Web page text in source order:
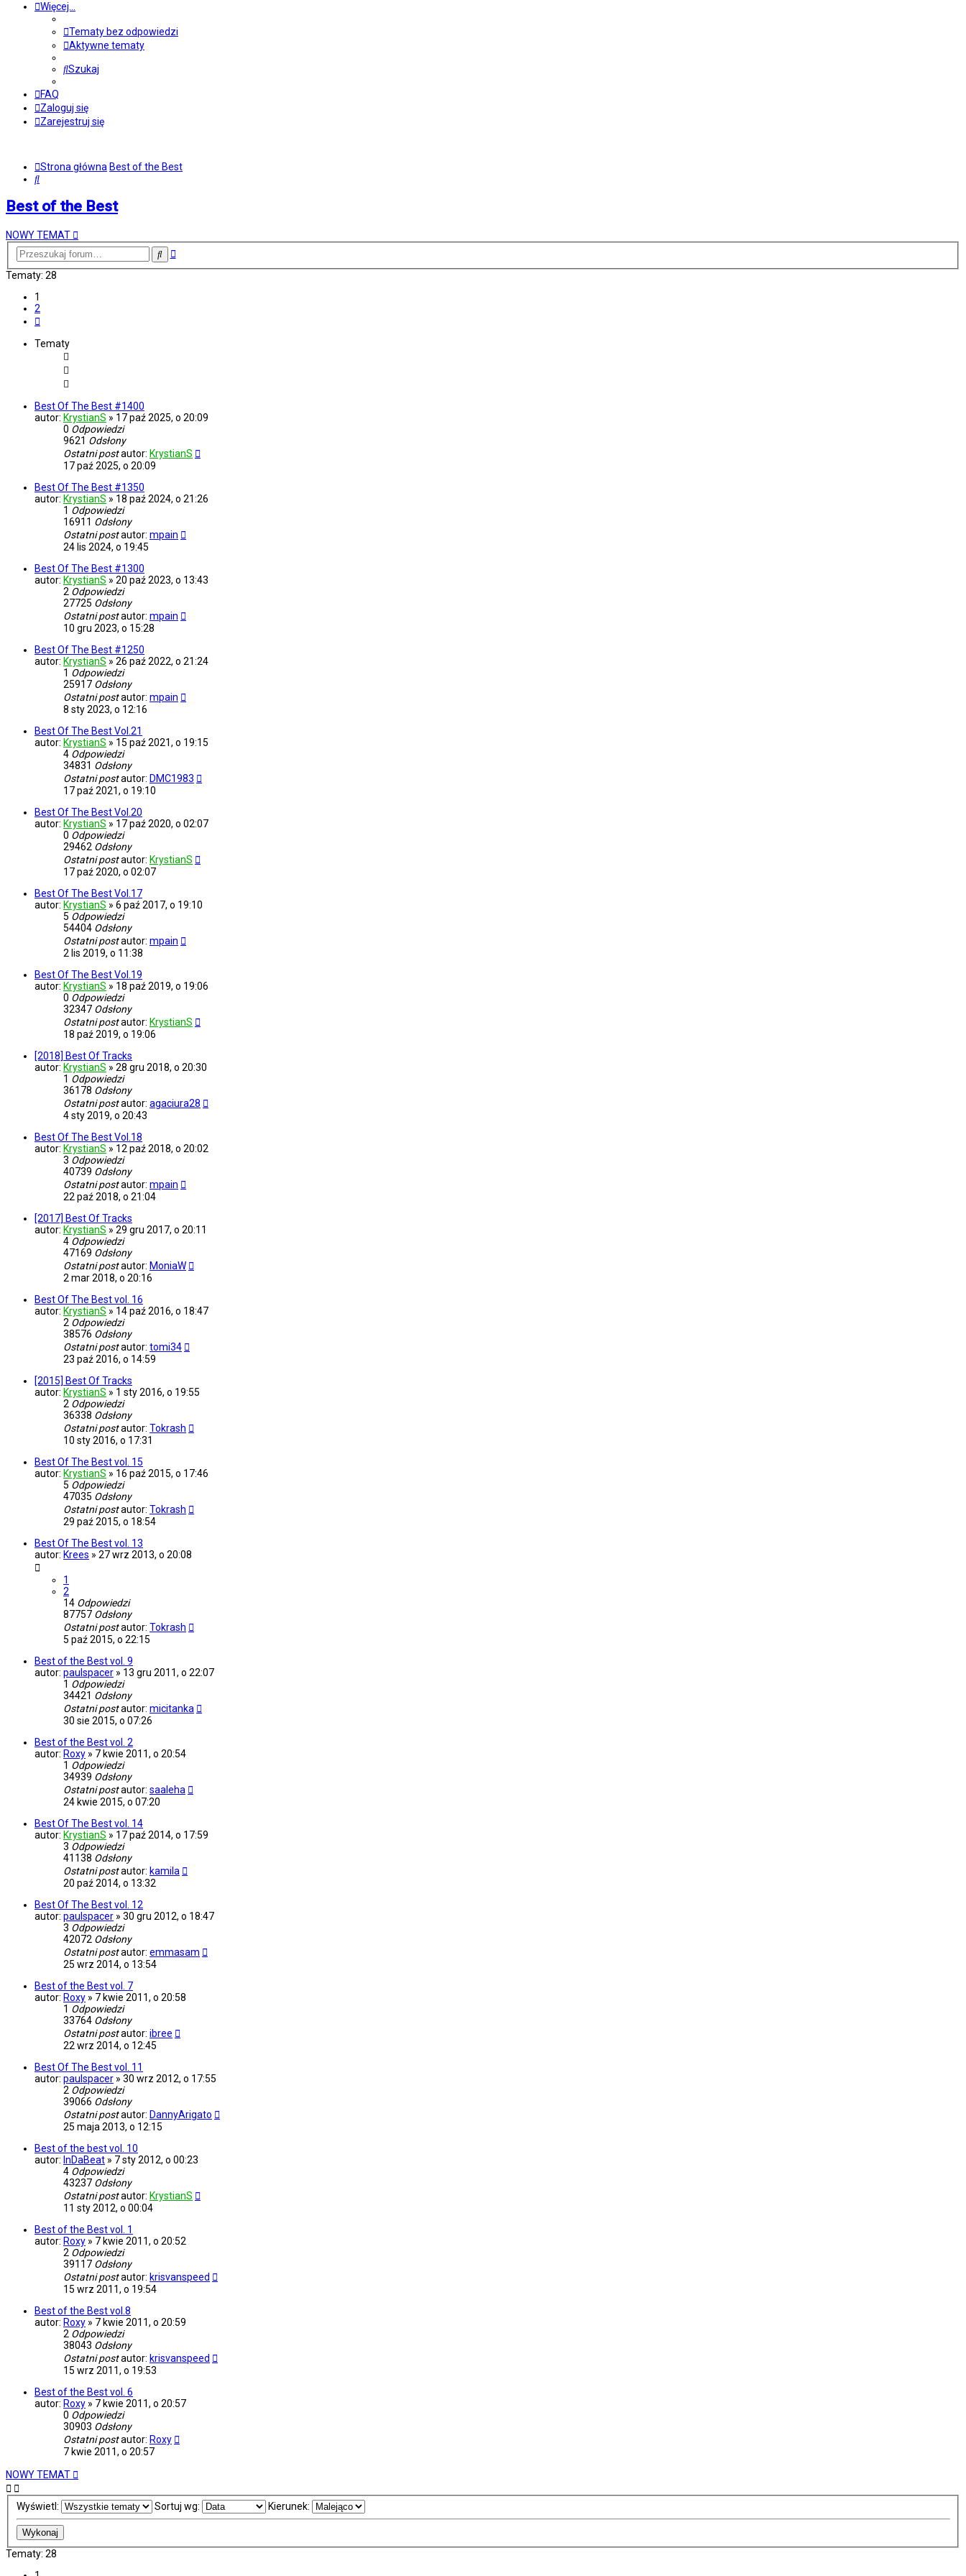
Więcej…
Tematy bez odpowiedzi
Aktywne tematy
Szukaj
FAQ
Zaloguj się
Zarejestruj się
Strona główna Best of the Best
Szukaj
Best of the Best
NOWY TEMAT
SzukajWyszukiwanie
Tematy: 28
1
2
Tematy
Best Of The Best #1400
autor: KrystianS » 17 paź 2025, o 20:09
0 Odpowiedzi
9621 Odsłony
Ostatni postautor: KrystianS
17 paź 2025, o 20:09
Best Of The Best #1350
autor: KrystianS » 18 paź 2024, o 21:26
1 Odpowiedzi
16911 Odsłony
Ostatni postautor: mpain
24 lis 2024, o 19:45
Best Of The Best #1300
autor: KrystianS » 20 paź 2023, o 13:43
2 Odpowiedzi
27725 Odsłony
Ostatni postautor: mpain
10 gru 2023, o 15:28
Best Of The Best #1250
autor: KrystianS » 26 paź 2022, o 21:24
1 Odpowiedzi
25917 Odsłony
Ostatni postautor: mpain
8 sty 2023, o 12:16
Best Of The Best Vol.21
autor: KrystianS » 15 paź 2021, o 19:15
4 Odpowiedzi
34831 Odsłony
Ostatni postautor: DMC1983
17 paź 2021, o 19:10
Best Of The Best Vol.20
autor: KrystianS » 17 paź 2020, o 02:07
0 Odpowiedzi
29462 Odsłony
Ostatni postautor: KrystianS
17 paź 2020, o 02:07
Best Of The Best Vol.17
autor: KrystianS » 6 paź 2017, o 19:10
5 Odpowiedzi
54404 Odsłony
Ostatni postautor: mpain
2 lis 2019, o 11:38
Best Of The Best Vol.19
autor: KrystianS » 18 paź 2019, o 19:06
0 Odpowiedzi
32347 Odsłony
Ostatni postautor: KrystianS
18 paź 2019, o 19:06
[2018] Best Of Tracks
autor: KrystianS » 28 gru 2018, o 20:30
1 Odpowiedzi
36178 Odsłony
Ostatni postautor: agaciura28
4 sty 2019, o 20:43
Best Of The Best Vol.18
autor: KrystianS » 12 paź 2018, o 20:02
3 Odpowiedzi
40739 Odsłony
Ostatni postautor: mpain
22 paź 2018, o 21:04
[2017] Best Of Tracks
autor: KrystianS » 29 gru 2017, o 20:11
4 Odpowiedzi
47169 Odsłony
Ostatni postautor: MoniaW
2 mar 2018, o 20:16
Best Of The Best vol. 16
autor: KrystianS » 14 paź 2016, o 18:47
2 Odpowiedzi
38576 Odsłony
Ostatni postautor: tomi34
23 paź 2016, o 14:59
[2015] Best Of Tracks
autor: KrystianS » 1 sty 2016, o 19:55
2 Odpowiedzi
36338 Odsłony
Ostatni postautor: Tokrash
10 sty 2016, o 17:31
Best Of The Best vol. 15
autor: KrystianS » 16 paź 2015, o 17:46
5 Odpowiedzi
47035 Odsłony
Ostatni postautor: Tokrash
29 paź 2015, o 18:54
Best Of The Best vol. 13
autor: Krees » 27 wrz 2013, o 20:08
1
2
14 Odpowiedzi
87757 Odsłony
Ostatni postautor: Tokrash
5 paź 2015, o 22:15
Best of the Best vol. 9
autor: paulspacer » 13 gru 2011, o 22:07
1 Odpowiedzi
34421 Odsłony
Ostatni postautor: micitanka
30 sie 2015, o 07:26
Best of the Best vol. 2
autor: Roxy » 7 kwie 2011, o 20:54
1 Odpowiedzi
34939 Odsłony
Ostatni postautor: saaleha
24 kwie 2015, o 07:20
Best Of The Best vol. 14
autor: KrystianS » 17 paź 2014, o 17:59
3 Odpowiedzi
41138 Odsłony
Ostatni postautor: kamila
20 paź 2014, o 13:32
Best Of The Best vol. 12
autor: paulspacer » 30 gru 2012, o 18:47
3 Odpowiedzi
42072 Odsłony
Ostatni postautor: emmasam
25 wrz 2014, o 13:54
Best of the Best vol. 7
autor: Roxy » 7 kwie 2011, o 20:58
1 Odpowiedzi
33764 Odsłony
Ostatni postautor: ibree
22 wrz 2014, o 12:45
Best Of The Best vol. 11
autor: paulspacer » 30 wrz 2012, o 17:55
2 Odpowiedzi
39066 Odsłony
Ostatni postautor: DannyArigato
25 maja 2013, o 12:15
Best of the best vol. 10
autor: InDaBeat » 7 sty 2012, o 00:23
4 Odpowiedzi
43237 Odsłony
Ostatni postautor: KrystianS
11 sty 2012, o 00:04
Best of the Best vol. 1
autor: Roxy » 7 kwie 2011, o 20:52
2 Odpowiedzi
39117 Odsłony
Ostatni postautor: krisvanspeed
15 wrz 2011, o 19:54
Best of the Best vol.8
autor: Roxy » 7 kwie 2011, o 20:59
2 Odpowiedzi
38043 Odsłony
Ostatni postautor: krisvanspeed
15 wrz 2011, o 19:53
Best of the Best vol. 6
autor: Roxy » 7 kwie 2011, o 20:57
0 Odpowiedzi
30903 Odsłony
Ostatni postautor: Roxy
7 kwie 2011, o 20:57
NOWY TEMAT
Wyświetl: Sortuj wg: Kierunek:
Tematy: 28